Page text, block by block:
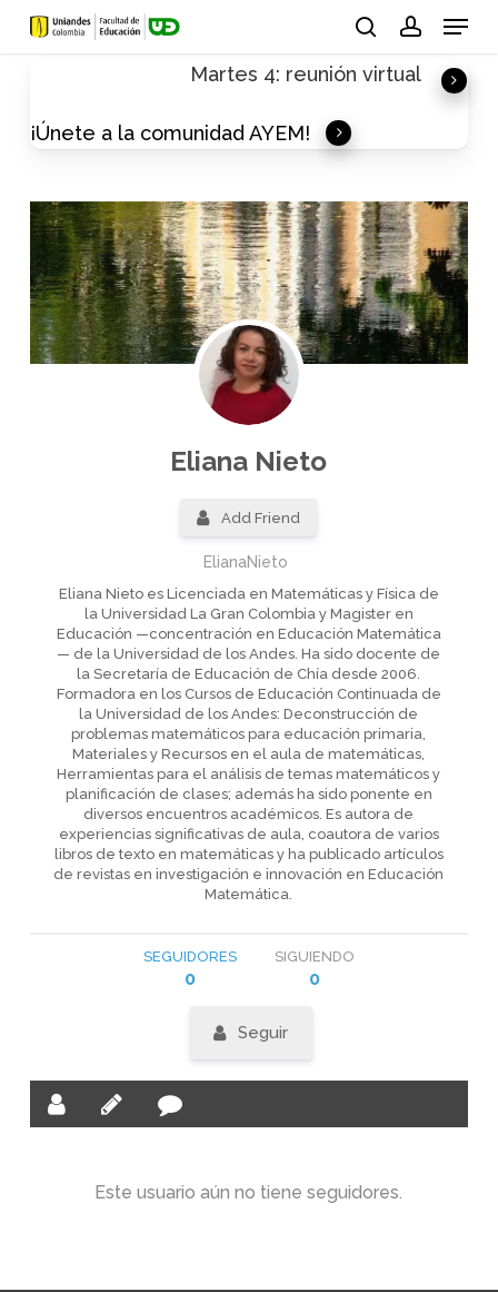
Skip
Menu
Martes 4: reunión virtual
¡Únete a la comunidad AYEM!
Eliana Nieto
Add Friend
ElianaNieto
Eliana Nieto es Licenciada en Matemáticas y Física de
la Universidad La Gran Colombia y Magister en
Educación —concentración en Educación Matemática
— de la Universidad de los Andes. Ha sido docente de
la Secretaría de Educación de Chía desde 2006.
Formadora en los Cursos de Educación Continuada de
la Universidad de los Andes: Deconstrucción de
problemas matemáticos para educación primaria,
Materiales y Recursos en el aula de matemáticas,
Herramientas para el análisis de temas matemáticos y
planificación de clases; además ha sido ponente en
diversos encuentros académicos. Es autora de
experiencias significativas de aula, coautora de varios
libros de texto en matemáticas y ha publicado artículos
de revistas en investigación e innovación en Educación
Matemática.
SEGUIDORES
0
SIGUIENDO
0
Seguir
Este usuario aún no tiene seguidores.